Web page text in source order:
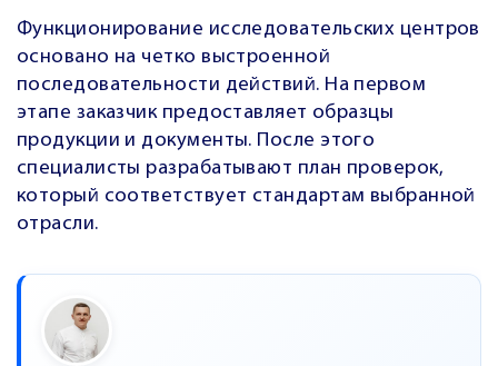
Функционирование исследовательских центров
основано на четко выстроенной
последовательности действий. На первом
этапе заказчик предоставляет образцы
продукции и документы. После этого
специалисты разрабатывают план проверок,
который соответствует стандартам выбранной
отрасли.